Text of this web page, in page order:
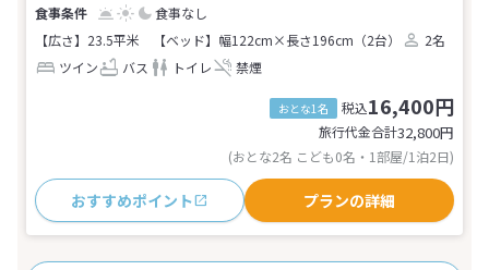
食事なし
【広さ】23.5平米
【ベッド】幅122cm×長さ196cm（2台）
2名
ツイン
バス トイレ 禁煙
おとな1名 税込16,400円
旅行代金合計32,800円
(おとな2名 こども0名・1部屋/1泊2日)
おすすめポイント プランの詳細